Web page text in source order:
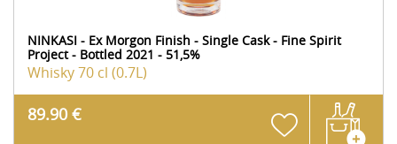
NINKASI - Ex Morgon Finish - Single Cask - Fine Spirit
Project - Bottled 2021 - 51,5%
Whisky70 cl (0.7L)
89.90 €